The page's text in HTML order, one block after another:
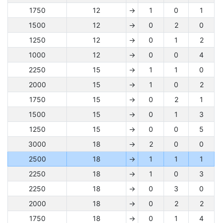
1750
12 → 1 0
1
1500
12 → 0 2
0
1250
12 → 0 1
2
1000
12 → 0 0
4
2250
15 → 1 1
0
2000
15 → 1 0
2
1750
15 → 0 2
1
1500
15 → 0 1
3
1250
15 → 0 0
5
3000
18 → 2 0
0
2500
18 → 1 1
1
2250
18 → 1 0
3
2250
18 → 0 3
0
2000
18 → 0 2
2
1750
18 → 0 1 4